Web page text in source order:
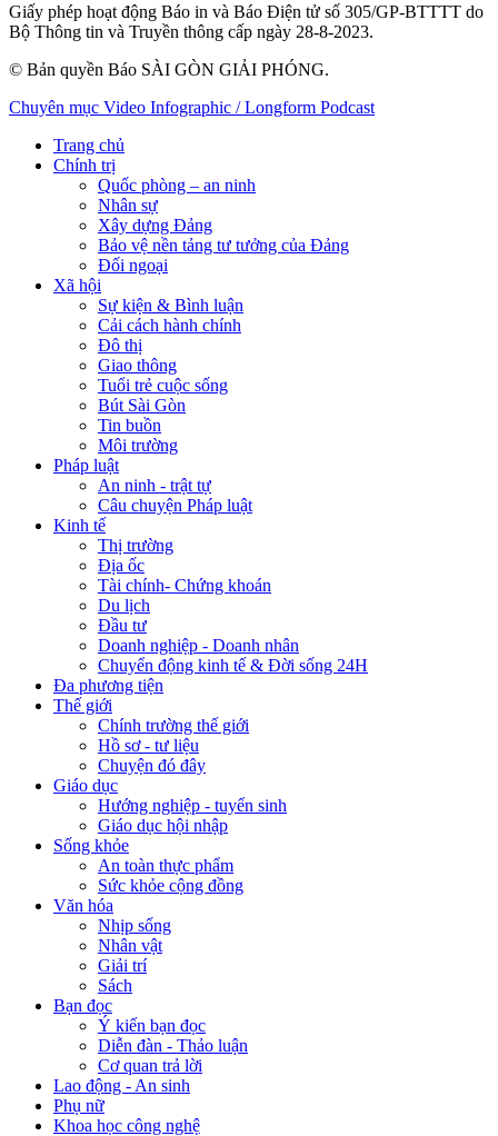
Giấy phép hoạt động Báo in và Báo Điện tử số 305/GP-BTTTT do
Bộ Thông tin và Truyền thông cấp ngày 28-8-2023.
© Bản quyền Báo SÀI GÒN GIẢI PHÓNG.
Chuyên mục Video Infographic / Longform Podcast
Trang chủ
Chính trị
Quốc phòng – an ninh
Nhân sự
Xây dựng Đảng
Bảo vệ nền tảng tư tưởng của Đảng
Đối ngoại
Xã hội
Sự kiện & Bình luận
Cải cách hành chính
Đô thị
Giao thông
Tuổi trẻ cuộc sống
Bút Sài Gòn
Tin buồn
Môi trường
Pháp luật
An ninh - trật tự
Câu chuyện Pháp luật
Kinh tế
Thị trường
Địa ốc
Tài chính- Chứng khoán
Du lịch
Đầu tư
Doanh nghiệp - Doanh nhân
Chuyển động kinh tế & Đời sống 24H
Đa phương tiện
Thế giới
Chính trường thế giới
Hồ sơ - tư liệu
Chuyện đó đây
Giáo dục
Hướng nghiệp - tuyển sinh
Giáo dục hội nhập
Sống khỏe
An toàn thực phẩm
Sức khỏe cộng đồng
Văn hóa
Nhịp sống
Nhân vật
Giải trí
Sách
Bạn đọc
Ý kiến bạn đọc
Diễn đàn - Thảo luận
Cơ quan trả lời
Lao động - An sinh
Phụ nữ
Khoa học công nghệ